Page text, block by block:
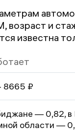
возраст и
известна
8665 ₽
— 0,82, в
области —